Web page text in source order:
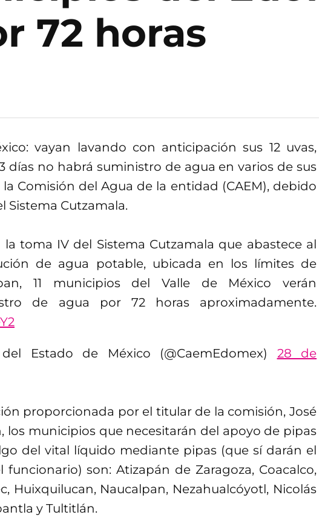
72 horas
vayan lavando con anticipación sus 12 uvas,
días no habrá suministro de agua en varios de sus
Comisión del Agua de la entidad (CAEM), debido
Sistema Cutzamala.
toma IV del Sistema Cutzamala que abastece al
de agua potable, ubicada en los límites de
11 municipios del Valle de México verán
de agua por 72 horas aproximadamente.
Estado de México (@CaemEdomex) 28 de
proporcionada por el titular de la comisión, José
los municipios que necesitarán del apoyo de pipas
del vital líquido mediante pipas (que sí darán el
son: Atizapán de Zaragoza, Coacalco,
Huixquilucan, Naucalpan, Nezahualcóyotl, Nicolás
y Tultitlán.